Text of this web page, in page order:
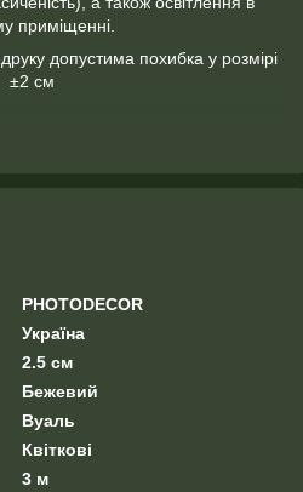
приміщенні.
допустима похибка у розмірі
±2 см
PHOTODECOR
Україна
2.5 см
Бежевий
Вуаль
Квіткові
3 м